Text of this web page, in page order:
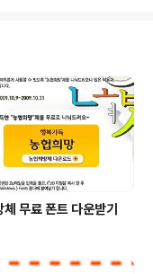
누
었
무료 폰트 다운받기